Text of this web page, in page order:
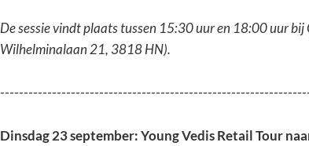
De sessie vindt plaats tussen 15:30 uur en 18:00 uur
Wilhelminalaan 21, 3818 HN).
Dinsdag 23 september: Young Vedis Retail Tour